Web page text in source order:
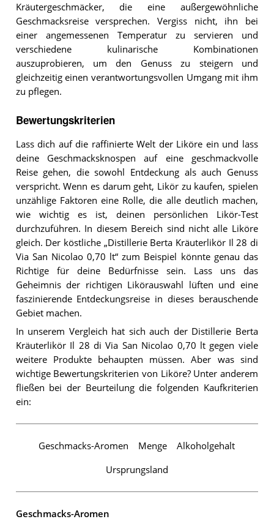
Kräutergeschmäcker, die eine außergewöhnliche
Geschmacksreise versprechen. Vergiss nicht, ihn bei
einer angemessenen Temperatur zu servieren und
verschiedene kulinarische Kombinationen
auszuprobieren, um den Genuss zu steigern und
gleichzeitig einen verantwortungsvollen Umgang mit ihm
zu pflegen.
Bewertungskriterien
Lass dich auf die raffinierte Welt der Liköre ein und lass
deine Geschmacksknospen auf eine geschmackvolle
Reise gehen, die sowohl Entdeckung als auch Genuss
verspricht. Wenn es darum geht, Likör zu kaufen, spielen
unzählige Faktoren eine Rolle, die alle deutlich machen,
wie wichtig es ist, deinen persönlichen Likör-Test
durchzuführen. In diesem Bereich sind nicht alle Liköre
gleich. Der köstliche „Distillerie Berta Kräuterlikör Il 28 di
Via San Nicolao 0,70 lt“ zum Beispiel könnte genau das
Richtige für deine Bedürfnisse sein. Lass uns das
Geheimnis der richtigen Likörauswahl lüften und eine
faszinierende Entdeckungsreise in dieses berauschende
Gebiet machen.
In unserem Vergleich hat sich auch der Distillerie Berta
Kräuterlikör Il 28 di Via San Nicolao 0,70 lt gegen viele
weitere Produkte behaupten müssen. Aber was sind
wichtige Bewertungskriterien von Liköre? Unter anderem
fließen bei der Beurteilung die folgenden Kaufkriterien
ein:
Geschmacks-Aromen Menge Alkoholgehalt
Ursprungsland
Geschmacks-Aromen